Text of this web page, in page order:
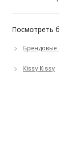
Посмотреть
Брендовые
Kissy Kissy